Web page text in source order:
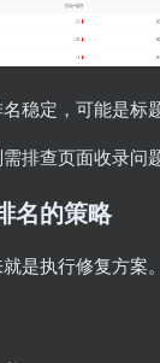
稳定，可能是标
排查页面收录问题
名的策略
是执行修复方案。